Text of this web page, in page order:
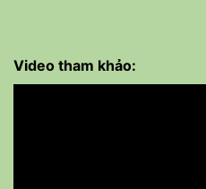
Video tham khảo: